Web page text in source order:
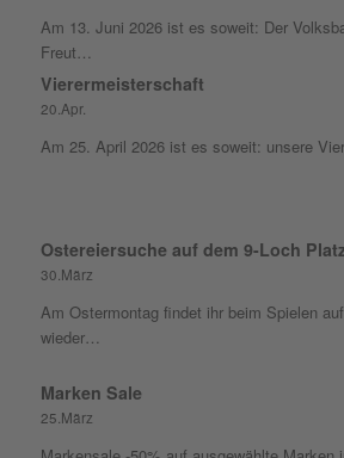
Am 13. Juni 2026 ist es soweit: Der
Freut…
Vierermeisterschaft
20.Apr.
Am 25. April 2026 ist es soweit: unsere
Ostereiersuche auf dem 9-Loch
30.März
Am Ostermontag findet ihr beim Spielen
wieder…
Marken Sale
25.März